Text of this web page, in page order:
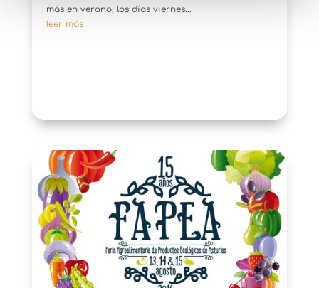
más en verano, los días viernes...
leer más